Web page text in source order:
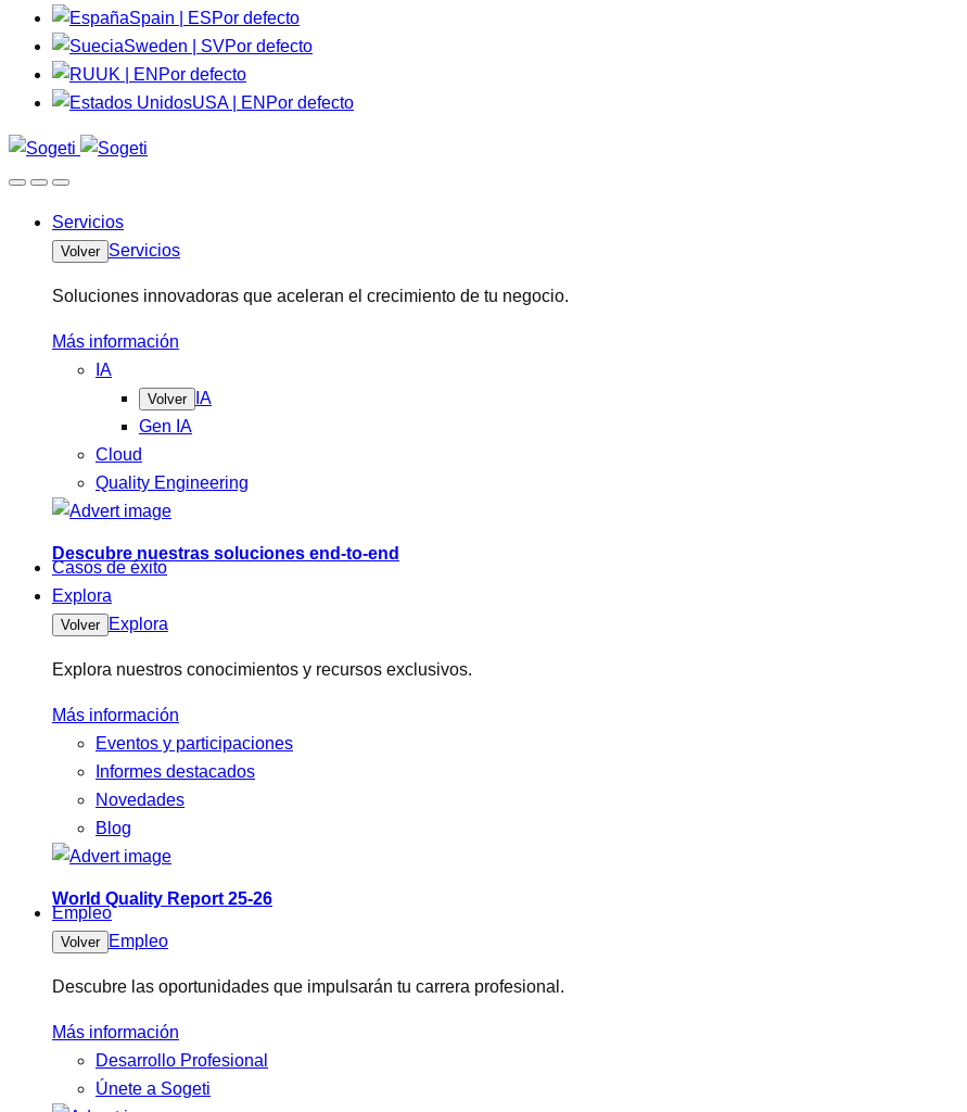
Spain | ESPor defecto
Sweden | SVPor defecto
UK | EN Por defecto
USA | EN Por defecto
Servicios
Volver Servicios
Soluciones innovadoras que aceleran el crecimiento de tu negocio.
Más información
IA
Volver
IA
Gen IA
Cloud
Quality Engineering
Descubre nuestras soluciones end-to-end
Casos de éxito
Explora
Volver Explora
Explora nuestros conocimientos y recursos exclusivos.
Más información
Eventos y participaciones
Informes destacados
Novedades
Blog
World Quality Report 25-26
Empleo
Volver Empleo
Descubre las oportunidades que impulsarán tu carrera profesional.
Más información
Desarrollo Profesional
Únete a Sogeti